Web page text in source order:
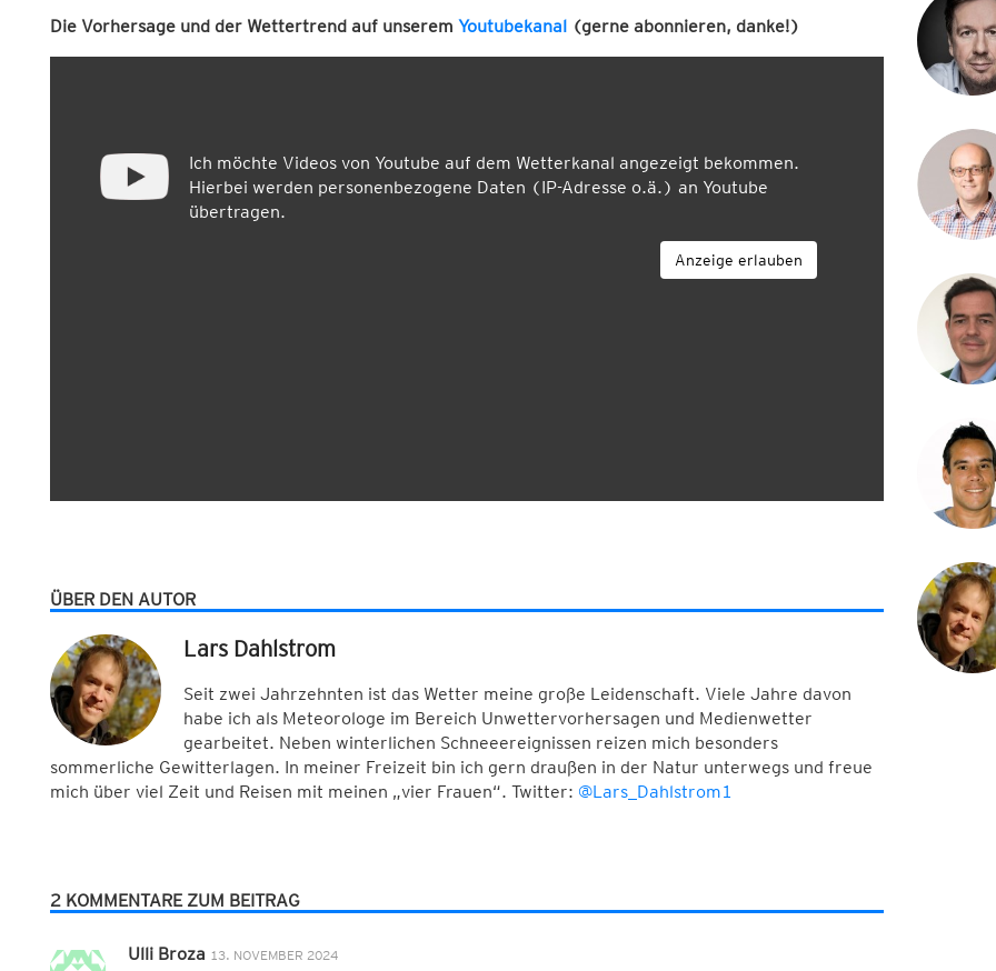
Die Vorhersage und der Wettertrend auf unserem Youtubekanal (gerne abonnieren, danke!)
Ich möchte Videos von Youtube auf dem Wetterkanal angezeigt bekommen.
Hierbei werden personenbezogene Daten (IP-Adresse o.ä.) an Youtube
übertragen.
Anzeige erlauben
ÜBER DEN AUTOR
Lars Dahlstrom
Seit zwei Jahrzehnten ist das Wetter meine große Leidenschaft. Viele Jahre davon
habe ich als Meteorologe im Bereich Unwettervorhersagen und Medienwetter
gearbeitet. Neben winterlichen Schneeereignissen reizen mich besonders
sommerliche Gewitterlagen. In meiner Freizeit bin ich gern draußen in der Natur unterwegs und freue
mich über viel Zeit und Reisen mit meinen „vier Frauen“. Twitter: @Lars_Dahlstrom1
2 KOMMENTARE ZUM BEITRAG
Ulli Broza 13. NOVEMBER 2024